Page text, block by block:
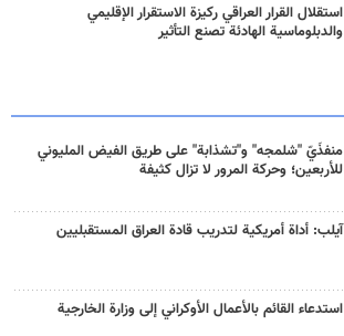
استقلال القرار العراقي ركيزة الاستقرار الإقليمي
والدبلوماسية الهادئة تصنع التأثير
منفذَيّ "شلمجه" و"تشذابة" على طريق الفيض المليوني
للأربعين؛ وحركة المرور لا تزال كثيفة
آيلب: أداة أمريكية لتدريب قادة العراق المستقبليين
استدعاء القائم بالأعمال الأوكراني إلى وزارة الخارجية